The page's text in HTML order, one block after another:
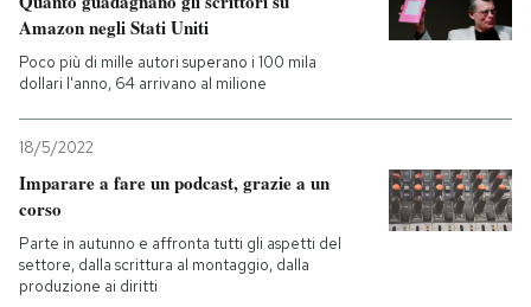
Amazon negli Stati Uniti
Poco più di mille autori superano i 100 mila
dollari l'anno, 64 arrivano al milione
18/5/2022
Imparare a fare un podcast, grazie a un
corso
Parte in autunno e affronta tutti gli aspetti del
settore, dalla scrittura al montaggio, dalla
produzione ai diritti